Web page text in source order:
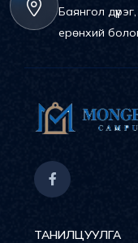
Баянгол
ерөнхий
ТАНИЛЦУУЛГА